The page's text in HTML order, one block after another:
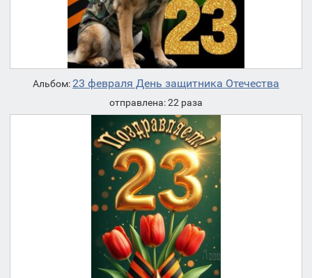
Альбом: 23 февраля День защитника Отечества
отправлена: 22 раза